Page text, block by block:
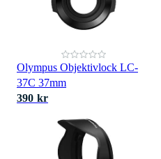
Olympus Objektivlock LC-
37C 37mm
390 kr